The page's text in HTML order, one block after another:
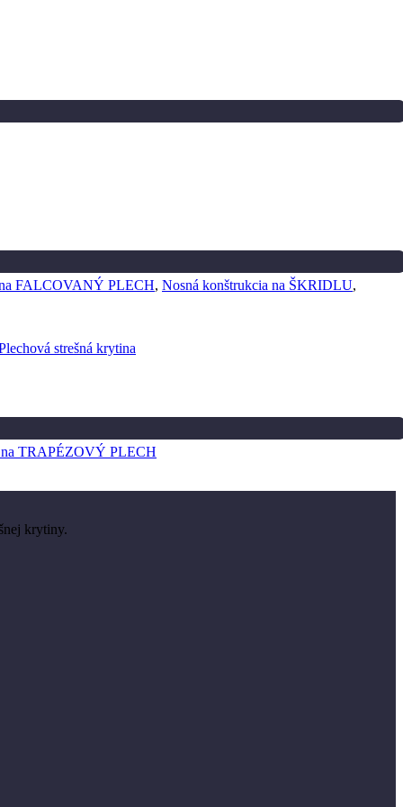
FALCOVANÝ PLECH, Nosná konštrukcia na ŠKRIDLU,
na TRAPÉZOVÝ PLECH
krytiny.